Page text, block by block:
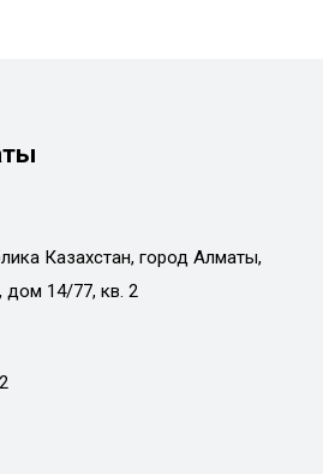
Казахстан, город Алматы,
дом 14/77, кв. 2